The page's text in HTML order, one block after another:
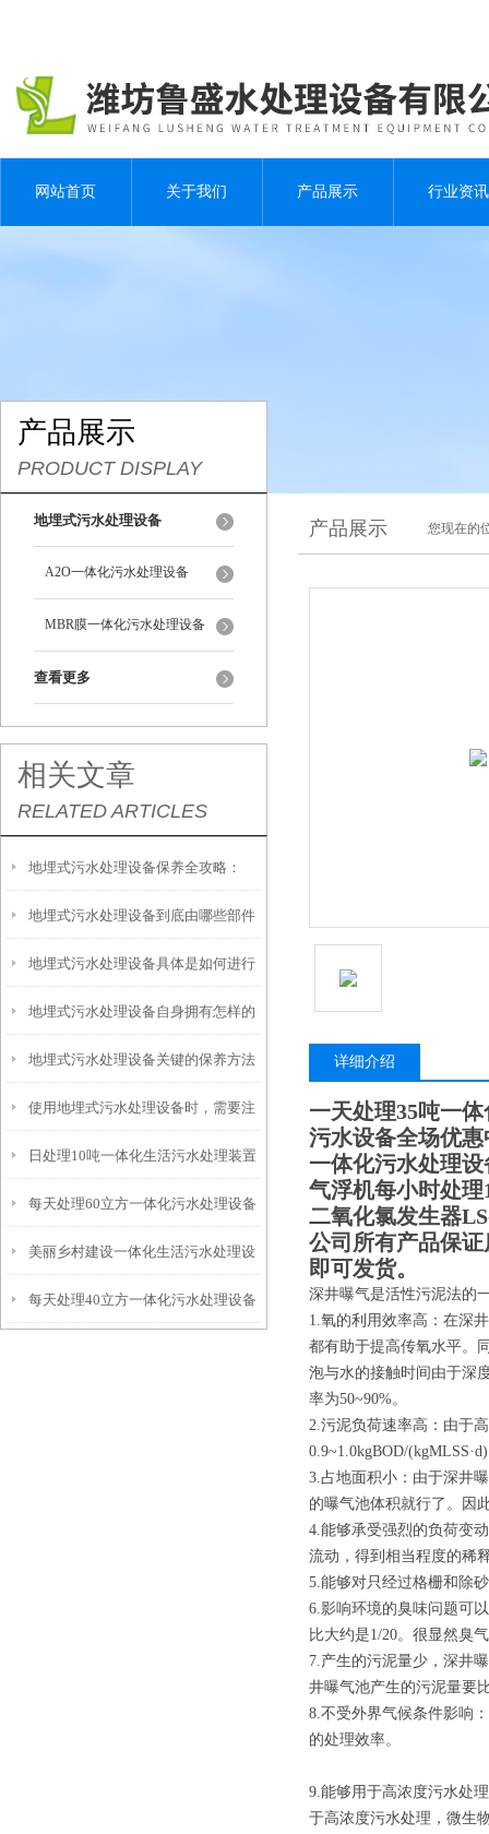
网站首页 关于我们 产品展示 行业资讯
产品展示
PRODUCT DISPLAY
地埋式污水处理设备
A2O一体化污水处理设备
MBR膜一体化污水处理设备
查看更多
相关文章
RELATED ARTICLES
地埋式污水处理设备保养全攻略：
让“地下卫士”持续高效运转
地埋式污水处理设备到底由哪些部件
撑起？核心结构一文拆解
地埋式污水处理设备具体是如何进行
安装的呢？
地埋式污水处理设备自身拥有怎样的
特点呢？
地埋式污水处理设备关键的保养方法
使用地埋式污水处理设备时，需要注
意以下事项
日处理10吨一体化生活污水处理装置
每天处理60立方一体化污水处理设备
美丽乡村建设一体化生活污水处理设
备
每天处理40立方一体化污水处理设备
产品展示 您现在的
详细介绍
一天处理35吨一
污水设备全场优惠
一体化污水处理
气浮机每小时处理
二氧化氯发生器
公司所有产品保
即可发货。
深井曝气是活性污泥法的
1.氧的利用效率高：在深
都有助于提高传氧水平。
泡与水的接触时间由于深
率为50~90%。
2.污泥负荷速率高：由于
0.9~1.0kgBOD/
3.占地面积小：由于深井
的曝气池体积就行了。因
4.能够承受强烈的负荷变
流动，得到相当程度的稀
5.能够对只经过格栅和除
6.影响环境的臭味问题可
比大约是1/20。很显然臭
7.产生的污泥量少，深井
井曝气池产生的污泥量要
8.不受外界气候条件影响
的处理效率。
9.能够用于高浓度污水处
于高浓度污水处理，微生